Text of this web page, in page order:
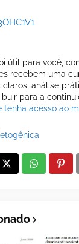
útil para você,
recebem uma
análise
para a
tenha acesso ao